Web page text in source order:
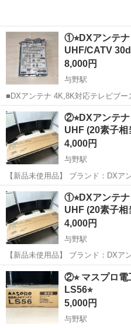
①⭐︎DXアンテ
UHF/CATV
8,000円
与野駅
■DXアンテナ 4K,8K対応テレビブース
M30L4S ■地上デジタル/CATV上り・下り/BS・110度CSデジタル放送/
光運用電源内臓(AC100V)
埼玉 さいたま市
②⭐︎DXアンテ
UHF (20素子
4,000円
与野駅
【新品未使用品】 ブランド：DXアンテナ 色：シルバー インピーダン
ス：75 Ohm 商品の寸法：137.4長
「商品の仕様」「商品の説明」を
埼玉 さいたま市
①⭐︎DXアンテ
UHF (20素子
4,000円
与野駅
【新品未使用品】 ブランド：DXアンテナ 色：シルバー インピーダン
ス：75 Ohm 商品の寸法：137.4長
「商品の仕様」「商品の説明」を
埼玉 さいたま市 与野駅
②⭐︎ マスプロ
LS56⭐︎
5,000円
与野駅